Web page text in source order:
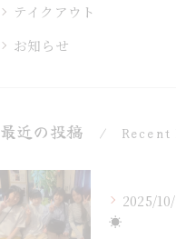
テイクアウト
お知らせ
最近の投稿 Recent
2025/
☀︎